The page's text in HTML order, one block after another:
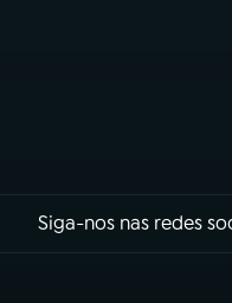
Siga-nos nas redes